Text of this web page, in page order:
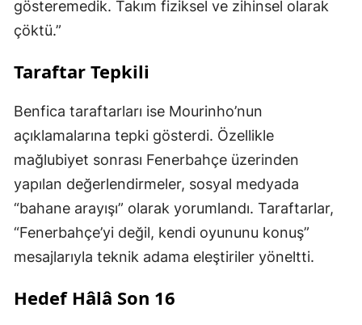
gösteremedik. Takım fiziksel ve zihinsel olarak
çöktü.”
Taraftar Tepkili
Benfica taraftarları ise Mourinho’nun
açıklamalarına tepki gösterdi. Özellikle
mağlubiyet sonrası Fenerbahçe üzerinden
yapılan değerlendirmeler, sosyal medyada
“bahane arayışı” olarak yorumlandı. Taraftarlar,
“Fenerbahçe’yi değil, kendi oyununu konuş”
mesajlarıyla teknik adama eleştiriler yöneltti.
Hedef Hâlâ Son 16